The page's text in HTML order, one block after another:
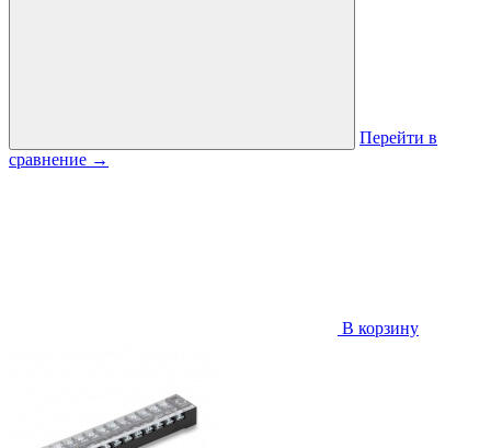
Перейти в
сравнение →
В корзину